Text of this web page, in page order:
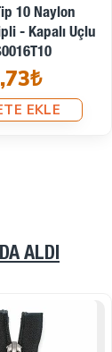
10 Naylon
Uçlu - Dipli
EKLE
ALDI